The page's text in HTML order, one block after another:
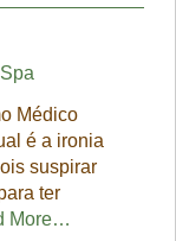
Médico
é a ironia
suspirar
ter
More…